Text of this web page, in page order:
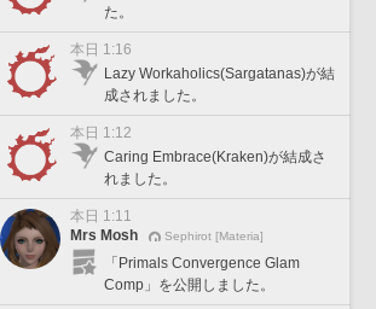
た。
本日 1:16
Lazy Workaholics(Sargatanas)が結
成されました。
本日 1:12
Caring Embrace(Kraken)が結成さ
れました。
本日 1:11
Mrs Mosh
Sephirot [Materia]
「Primals Convergence Glam
Comp」を公開しました。